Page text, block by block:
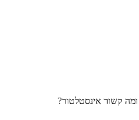
קשור אינסטלטור?